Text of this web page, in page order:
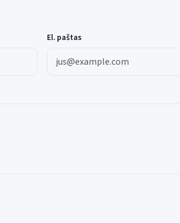
El. paštas